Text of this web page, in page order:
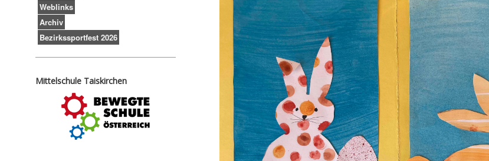
Weblinks
Archiv
Bezirkssportfest 2026
Mittelschule Taiskirchen